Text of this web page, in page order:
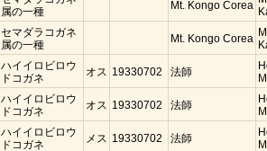
属の一種
Mt. Kongo Corea
セマダラコガネ
属の一種
Mt. Kongo Corea
ハイイロビロウ
ドコガネ
オス 19330702 法師
ハイイロビロウ
ドコガネ
オス 19330702 法師
ハイイロビロウ
ドコガネ
メス 19330702 法師